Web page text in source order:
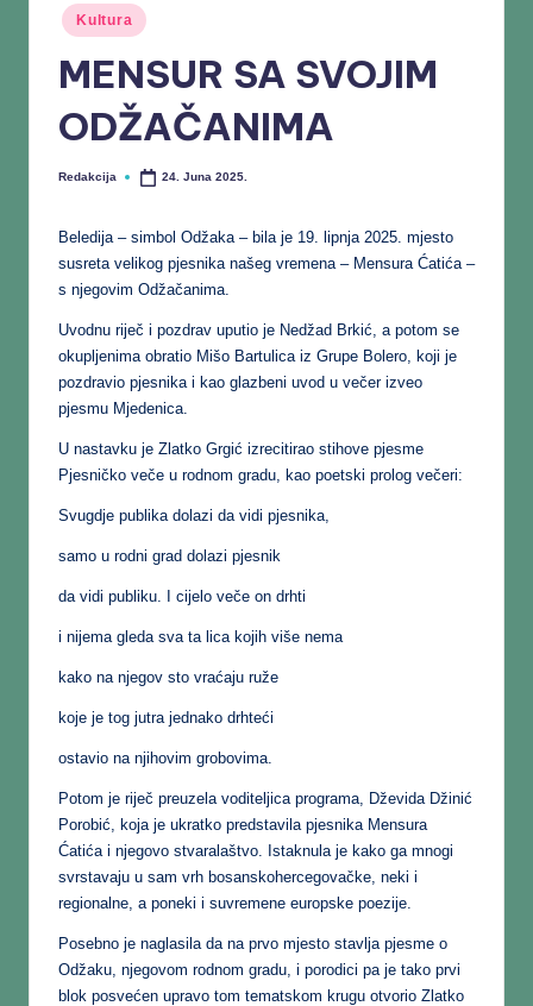
Kultura
MENSUR SA SVOJIM
ODŽAČANIMA
Redakcija 24. Juna 2025.
Beledija – simbol Odžaka – bila je 19. lipnja 2025. mjesto
susreta velikog pjesnika našeg vremena – Mensura Ćatića –
s njegovim Odžačanima.
Uvodnu riječ i pozdrav uputio je Nedžad Brkić, a potom se
okupljenima obratio Mišo Bartulica iz Grupe Bolero, koji je
pozdravio pjesnika i kao glazbeni uvod u večer izveo
pjesmu Mjedenica.
U nastavku je Zlatko Grgić izrecitirao stihove pjesme
Pjesničko veče u rodnom gradu, kao poetski prolog večeri:
Svugdje publika dolazi da vidi pjesnika,
samo u rodni grad dolazi pjesnik
da vidi publiku. I cijelo veče on drhti
i nijema gleda sva ta lica kojih više nema
kako na njegov sto vraćaju ruže
koje je tog jutra jednako drhteći
ostavio na njihovim grobovima.
Potom je riječ preuzela voditeljica programa, Dževida Džinić
Porobić, koja je ukratko predstavila pjesnika Mensura
Ćatića i njegovo stvaralaštvo. Istaknula je kako ga mnogi
svrstavaju u sam vrh bosanskohercegovačke, neki i
regionalne, a poneki i suvremene europske poezije.
Posebno je naglasila da na prvo mjesto stavlja pjesme o
Odžaku, njegovom rodnom gradu, i porodici pa je tako prvi
blok posvećen upravo tom tematskom krugu otvorio Zlatko